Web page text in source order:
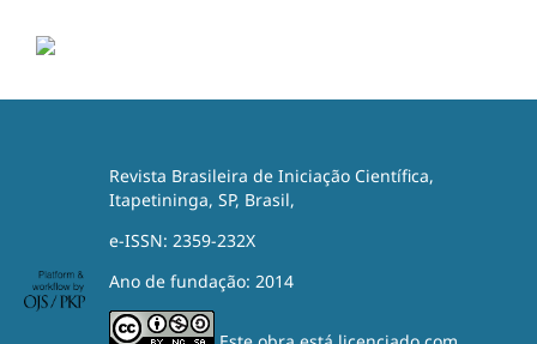
Revista Brasileira de Iniciação Científica,
Itapetininga, SP, Brasil,
e-ISSN: 2359-232X
Ano de fundação: 2014